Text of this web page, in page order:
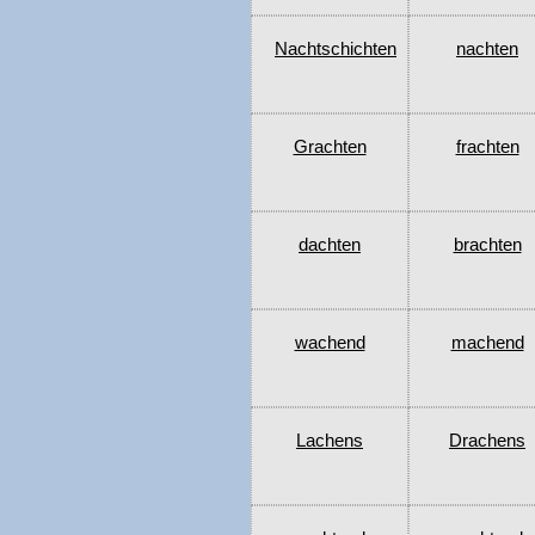
Nachtschichten nachten
Grachten frachten
dachten brachten
wachend machend
Lachens Drachens